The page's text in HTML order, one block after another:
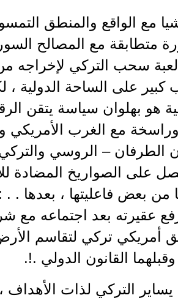
مع الواقع والمنطق
متطابقة مع المصالح
سحب التركي لإخراجه من
على الساحة الدولية ،
هو بهلوان سياسة يتقن
مع الغرب الأمريكي
الطرفان – الروسي والتركي
من بعض فاعليتها ، بعدها
عقيرته بعد اجتماعه
أمريكي تركي لتقاسم
القانون الدولي .!.
يساير التركي لذات